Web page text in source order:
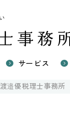
サービス
邉優税理士事務所